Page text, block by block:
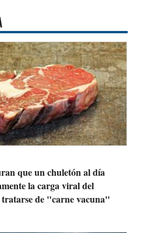
que un chuletón al día
la carga viral del
de "carne vacuna"